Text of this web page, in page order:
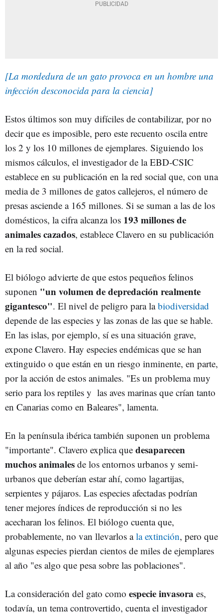
[La mordedura de un gato provoca en un hombre una
infección desconocida para la ciencia]
Estos últimos son muy difíciles de contabilizar, por no
decir que es imposible, pero este recuento oscila entre
los 2 y los 10 millones de ejemplares. Siguiendo los
mismos cálculos, el investigador de la EBD-CSIC
establece en su publicación en la red social que, con una
media de 3 millones de gatos callejeros, el número de
presas asciende a 165 millones. Si se suman a las de los
domésticos, la cifra alcanza los 193 millones de
animales cazados, establece Clavero en su publicación
en la red social.
El biólogo advierte de que estos pequeños felinos
suponen "un volumen de depredación realmente
gigantesco". El nivel de peligro para labiodiversidad
depende de las especies y las zonas de las que se hable.
En las islas, por ejemplo, sí es una situación grave,
expone Clavero. Hay especies endémicas que se han
extinguido o que están en un riesgo inminente, en parte,
por la acción de estos animales. "Es un problema muy
serio para los reptiles y las aves marinas que crían tanto
en Canarias como en Baleares", lamenta.
En la península ibérica también suponen un problema
"importante". Clavero explica que desaparecen
muchos animales de los entornos urbanos y semi-
urbanos que deberían estar ahí, como lagartijas,
serpientes y pájaros. Las especies afectadas podrían
tener mejores índices de reproducción si no les
acecharan los felinos. El biólogo cuenta que,
probablemente, no van llevarlos ala extinción, pero que
algunas especies pierdan cientos de miles de ejemplares
al año "es algo que pesa sobre las poblaciones".
La consideración del gato como especie invasora es,
todavía, un tema controvertido, cuenta el investigador